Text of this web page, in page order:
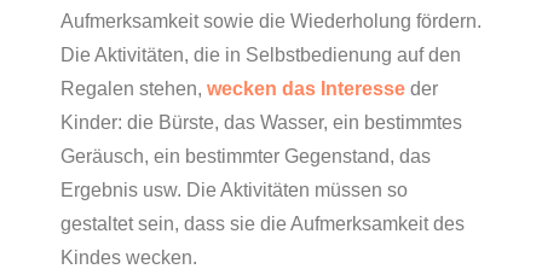
Aufmerksamkeit sowie die Wiederholung fördern.
Die Aktivitäten, die in Selbstbedienung auf den
Regalen stehen, wecken das Interesse der
Kinder: die Bürste, das Wasser, ein bestimmtes
Geräusch, ein bestimmter Gegenstand, das
Ergebnis usw. Die Aktivitäten müssen so
gestaltet sein, dass sie die Aufmerksamkeit des
Kindes wecken.